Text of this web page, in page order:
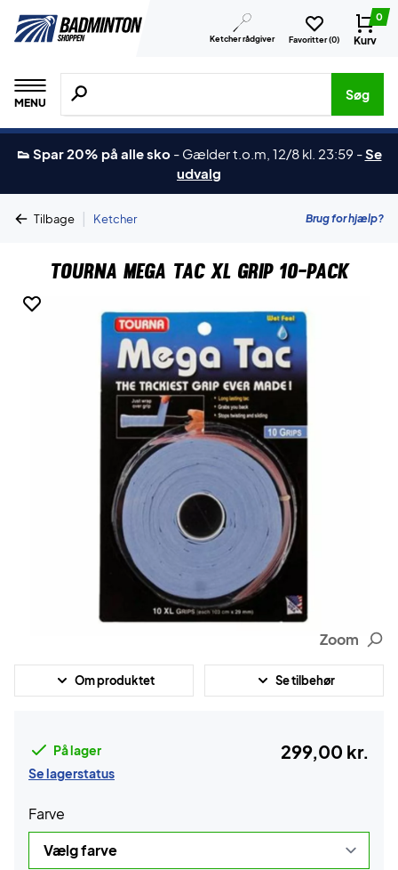
Ketcher rådgiver Favoritter (0)
0
Kurv
MENU
Søg efter produkter, mærker etc.
Søg
👟 Spar 20% på alle sko - Gælder t.o.m, 12/8 kl. 23:59 -Se
udvalg
Tilbage | Ketcher Brug for hjælp?
Tourna Mega Tac XL Grip 10-Pack
Zoom
Om produktet Se tilbehør
På lager
Se lagerstatus
299,00 kr.
Farve